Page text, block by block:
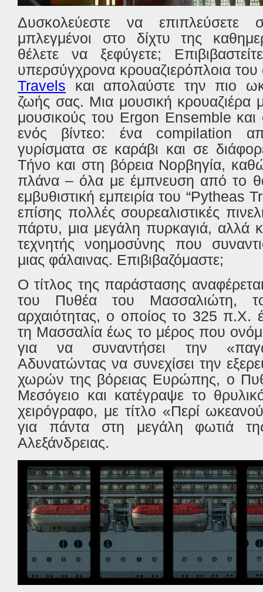
Δυσκολεύεστε να επιπλεύσετε
μπλεγμένοι στο δίχτυ της
θέλετε να ξεφύγετε;
υπερσύγχρονα κρουαζιερόπλοια
Travels
και απολαύστε την πιο
ζωής σας. Μια μουσική κρουαζιέρα
μουσικούς του Ergon Ensemble
ενός βίντεο: ένα compilation
γυρίσματα σε καράβι και σε
Τήνο και στη βόρεια Νορβηγία,
πλάνα – όλα με έμπνευση από το
εμβυθιστική εμπειρία του “Pytheas
επίσης πολλές σουρεαλιστικές
πάρτυ, μια μεγάλη πυρκαγιά, αλλά
τεχνητής νοημοσύνης που
μιας φάλαινας. Επιβιβαζόμαστε;
Ο τίτλος της παράστασης αναφέρεται
του Πυθέα του Μασσαλιώτη,
αρχαιότητας, ο οποίος το 325 π.Χ.
τη Μασσαλία έως το μέρος που
για να συναντήσει την
Αδυνατώντας να συνεχίσει την
χωρών της βόρειας Ευρώπης, ο
Μεσόγειο και κατέγραψε το
χειρόγραφο, με τίτλο «Περί
για πάντα στη μεγάλη φωτιά
Αλεξάνδρειας.